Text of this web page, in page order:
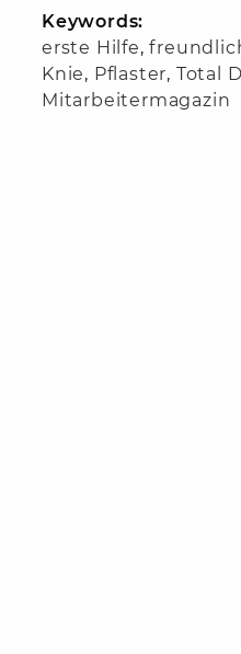
Keywords:
erste Hilfe,
Knie, Pflaster, Total
Mitarbeitermagazin